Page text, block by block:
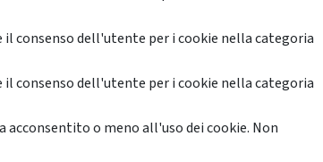
consenso dell'utente per i cookie nella categoria
consenso dell'utente per i cookie nella categoria
o meno all'uso dei cookie. Non